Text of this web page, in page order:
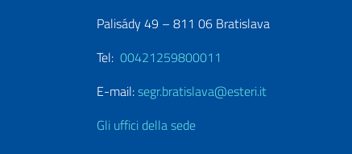
Palisády 49 – 811 06 Bratislava
Tel: 00421259800011
E-mail:segr.bratislava@esteri.it
Gli uffici della sede